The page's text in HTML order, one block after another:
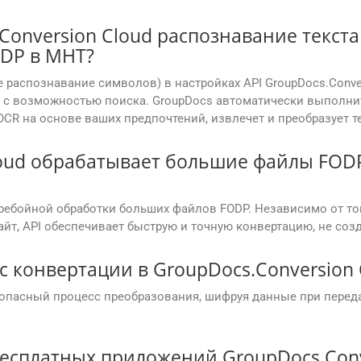
Cloud распознавание
в MHT?
символов) в настройках API
возможностью поиска. GroupDocs автоматически
на основе ваших предпочтений, извлечет и
обрабатывает большие файлы
обработки больших файлов FODP. Независимо от
API обеспечивает быструю и точную конвертацию, не
конвертации в GroupDocs.Conversion
процесс преобразования, шифруя данные при